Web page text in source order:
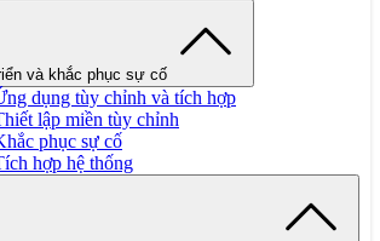
và khắc phục sự cố
dụng tùy chỉnh và tích hợp
lập miền tùy chỉnh
phục sự cố
hợp hệ thống